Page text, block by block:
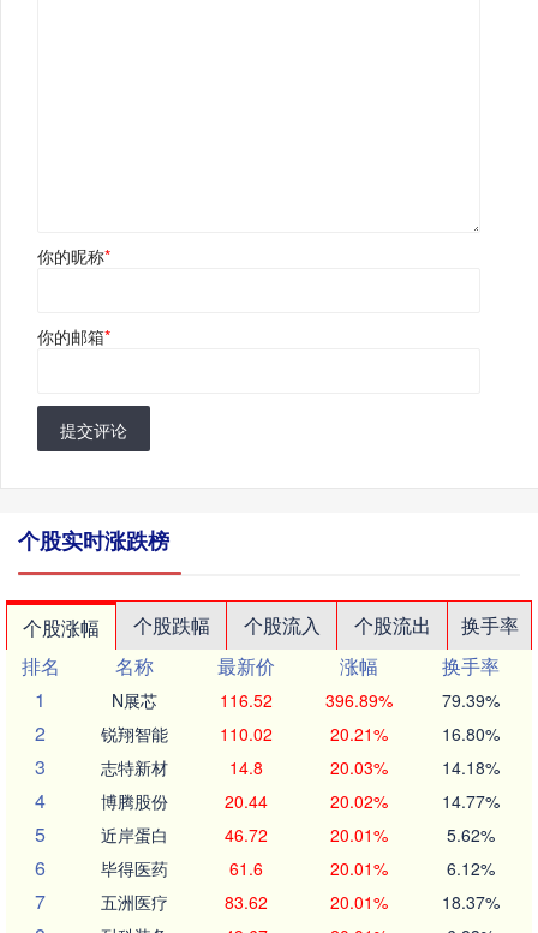
你的昵称*
你的邮箱*
提交评论
个股实时涨跌榜
个股涨幅 个股跌幅 个股流入 个股流出
换手率
排名
名称 最新价 涨幅
换手率
1
N展芯 116.52 396.89% 79.39%
2 锐翔智能 110.02 20.21% 16.80%
3 志特新材 14.8 20.03% 14.18%
4 博腾股份 20.44 20.02% 14.77%
5 近岸蛋白 46.72 20.01% 5.62%
6 毕得医药 61.6 20.01% 6.12%
7 五洲医疗 83.62 20.01% 18.37%